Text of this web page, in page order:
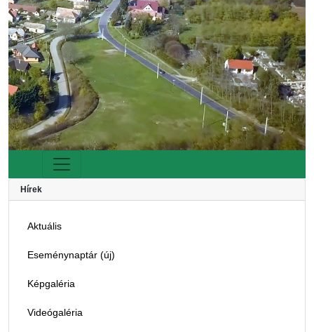
Hírek
Aktuális
Eseménynaptár (új)
Képgaléria
Videógaléria